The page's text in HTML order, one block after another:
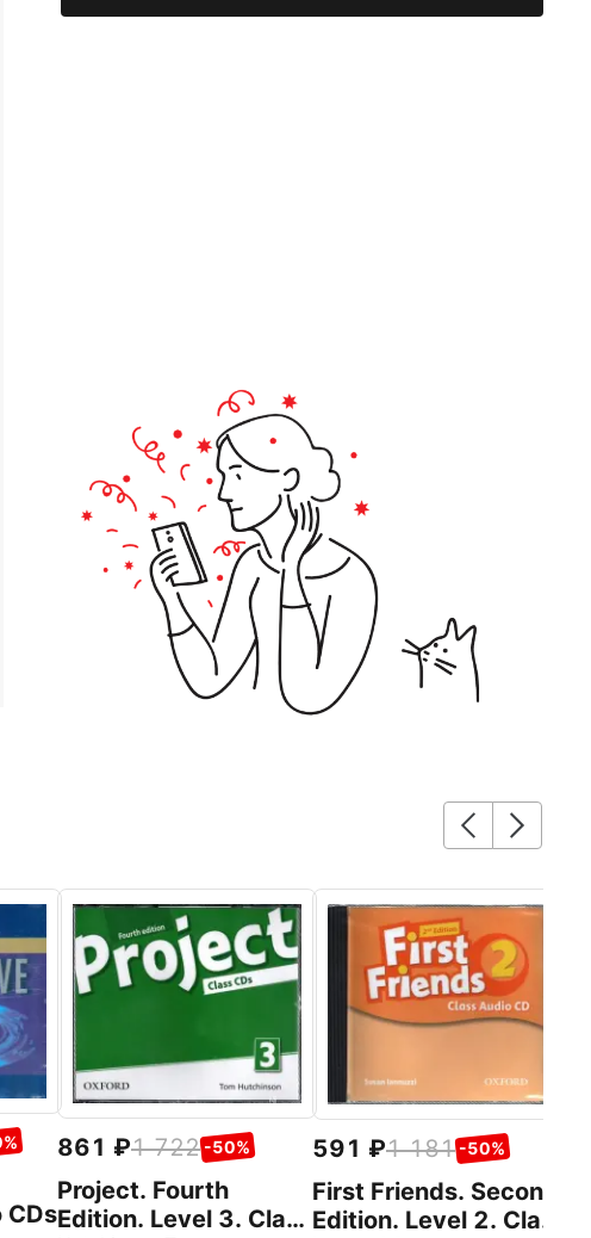
CDs
861 1 722 -50%
Project. Fourth
Edition. Level 3. Class
591 1 181 -50%
First Friends. Second
Edition. Level 2. Class